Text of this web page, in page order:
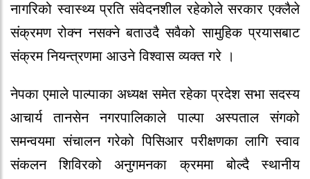
नागरिको स्वास्थ्य प्रति संवेदनशील रहेकोले सरकार एक्लैले
संक्रमण रोक्न नसक्ने बताउदै सवैको सामुहिक प्रयासबाट
संक्रम नियन्त्रणमा आउने विश्वास व्यक्त गरे ।
नेपका एमाले पाल्पाका अध्यक्ष समेत रहेका प्रदेश सभा सदस्य
आचार्य तानसेन नगरपालिकाले पाल्पा अस्पताल संगको
समन्वयमा संचालन गरेको पिसिआर परीक्षणका लागि स्वाव
संकलन शिविरको अनुगमनका क्रममा बोल्दै स्थानीय